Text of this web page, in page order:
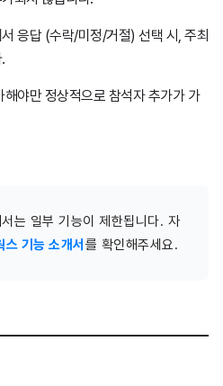
응답 (수락/미정/거절) 선택 시, 주최
야만 정상적으로 참석자 추가가 가
는 일부 기능이 제한됩니다. 자
스 기능 소개서 를 확인해주세요.